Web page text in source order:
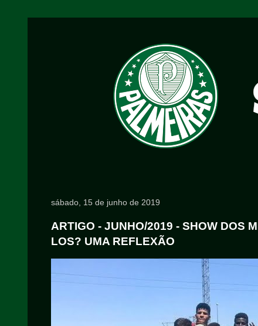
sábado, 15 de junho de 2019
ARTIGO - JUNHO/2019 - SHOW DOS
LOS? UMA REFLEXÃO